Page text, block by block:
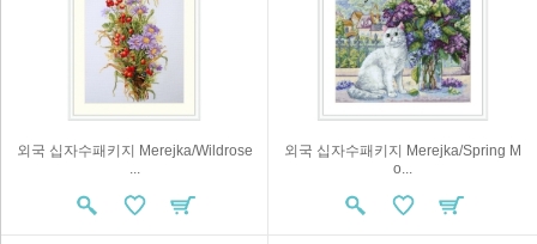
외국 십자수패키지 Merejka/Wildrose
...
외국 십자수패키지 Merejka/Spring M
o...